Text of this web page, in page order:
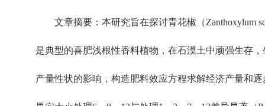
文章摘要： 本研究旨在探讨青花椒（Zanthoxylum
是典型的喜肥浅根性香料植物，在石漠土中顽强生存
产量性状的影响，构造肥料效应方程求解经济产量和